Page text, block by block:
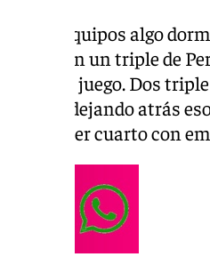
ambos equipos algo
con un triple de
su juego. Dos
dejando atrás
el primer cuarto con